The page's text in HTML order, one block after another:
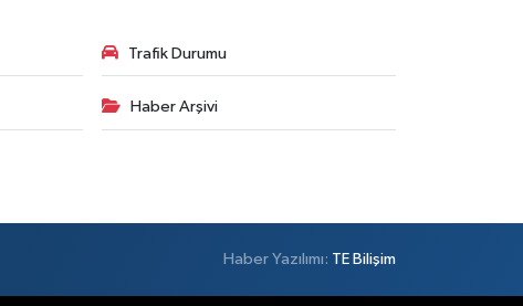
Trafik Durumu
Haber Arşivi
Haber Yazılımı: TE Bilişim